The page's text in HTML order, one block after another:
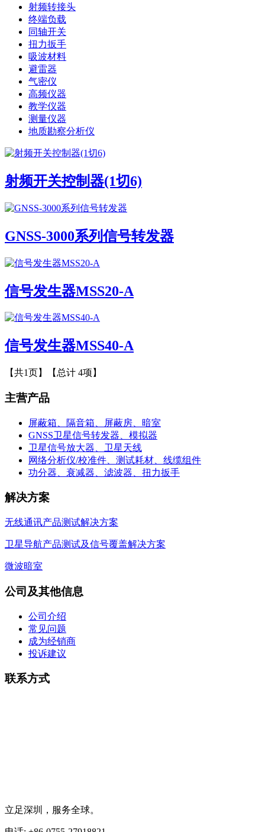
射频转接头
终端负载
同轴开关
扭力扳手
吸波材料
避雷器
气密仪
高频仪器
教学仪器
测量仪器
地质勘察分析仪
射频开关控制器(1切6)
GNSS-3000系列信号转发器
信号发生器MSS20-A
信号发生器MSS40-A
【共1页】【总计 4项】
主营产品
屏蔽箱、隔音箱、屏蔽房、暗室
GNSS卫星信号转发器、模拟器
卫星信号放大器、卫星天线
网络分析仪/校准件、测试耗材、线缆组件
功分器、衰减器、滤波器、扭力扳手
解决方案
无线通讯产品测试解决方案
卫星导航产品测试及信号覆盖解决方案
微波暗室
公司及其他信息
公司介绍
常见问题
成为经销商
投诉建议
联系方式
立足深圳，服务全球。